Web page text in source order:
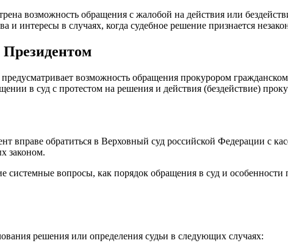
возможность обращения с жалобой на действия или
и интересы в случаях, когда судебное решение признается
возможность обращения прокурором
в суд с протестом на решения и действия (бездействие)
вправе обратиться в Верховный суд российской Федерации с
законом.
системные вопросы, как порядок обращения в суд и
решения или определения судьи в следующих случаях: